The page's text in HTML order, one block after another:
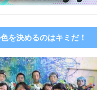
を決めるのはキミだ！